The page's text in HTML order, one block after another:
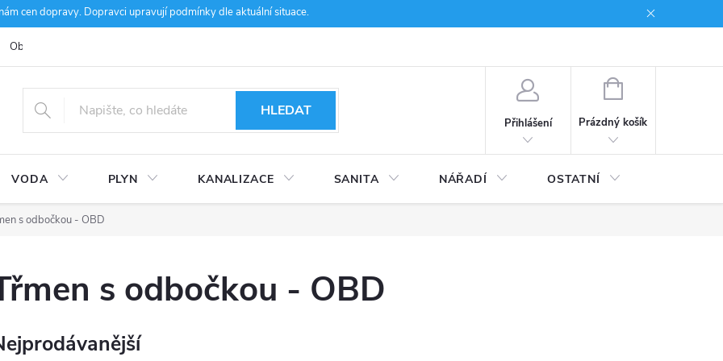
cen dopravy. Dopravci upravují podmínky dle aktuální situace.
Obchodní podmínky
HLEDAT
Přihlášení
NÁKUPNÍ
Prázdný košík
VODA PLYN KANALIZACE SANITA NÁŘADÍ OSTATNÍ
s odbočkou - OBD
s odbočkou - OBD